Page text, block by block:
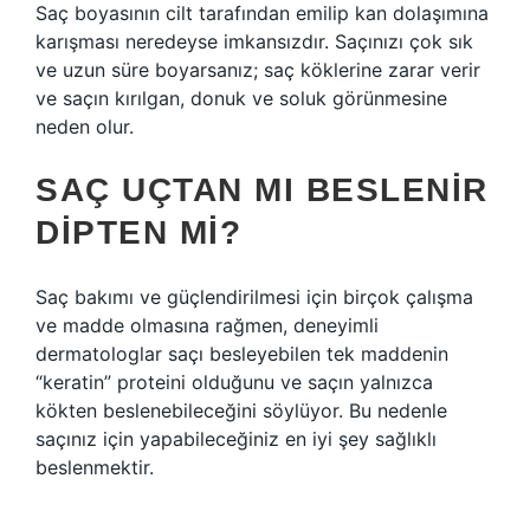
Saç boyasının cilt tarafından emilip kan dolaşımına
karışması neredeyse imkansızdır. Saçınızı çok sık
ve uzun süre boyarsanız; saç köklerine zarar verir
ve saçın kırılgan, donuk ve soluk görünmesine
neden olur.
SAÇ UÇTAN MI BESLENIR
DIPTEN MI?
Saç bakımı ve güçlendirilmesi için birçok çalışma
ve madde olmasına rağmen, deneyimli
dermatologlar saçı besleyebilen tek maddenin
“keratin” proteini olduğunu ve saçın yalnızca
kökten beslenebileceğini söylüyor. Bu nedenle
saçınız için yapabileceğiniz en iyi şey sağlıklı
beslenmektir.